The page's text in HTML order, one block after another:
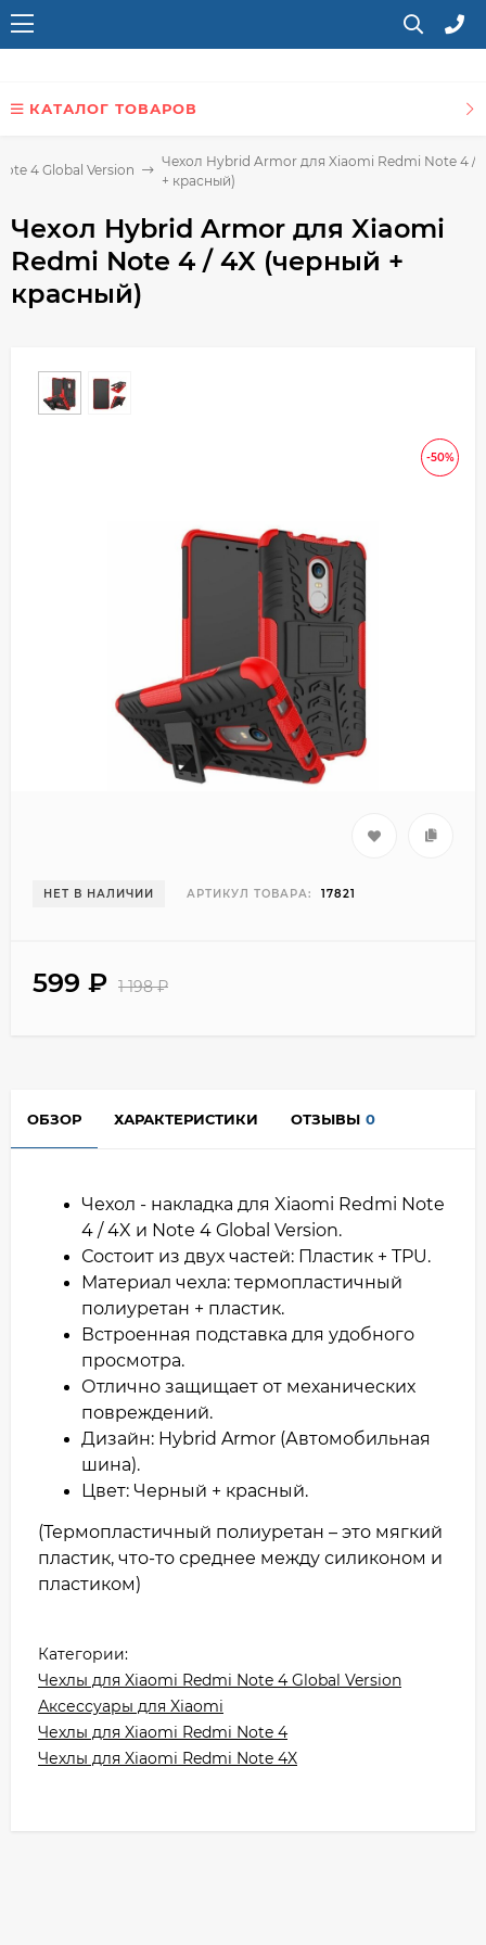
КАТАЛОГ ТОВАРОВ
4 Global Version
Чехол Hybrid Armor для Xiaomi Redmi Note 4 /
+ красный)
Чехол Hybrid Armor для Xiaomi
Redmi Note 4 / 4X (черный +
красный)
-50%
НЕТ В НАЛИЧИИ АРТИКУЛ ТОВАРА: 17821
599 ₽ 1 198₽
ОБЗОР ХАРАКТЕРИСТИКИ ОТЗЫВЫ 0
Чехол - накладка для Xiaomi Redmi Note
4 / 4X и Note 4 Global Version.
Состоит из двух частей: Пластик + TPU.
Материал чехла: термопластичный
полиуретан + пластик.
Встроенная подставка для удобного
просмотра.
Отлично защищает от механических
повреждений.
Дизайн: Hybrid Armor (Автомобильная
шина).
Цвет: Черный + красный.
(Термопластичный полиуретан – это мягкий
пластик, что-то среднее между силиконом и
пластиком)
Категории:
Чехлы для Xiaomi Redmi Note 4 Global Version
Аксессуары для Xiaomi
Чехлы для Xiaomi Redmi Note 4
Чехлы для Xiaomi Redmi Note 4X